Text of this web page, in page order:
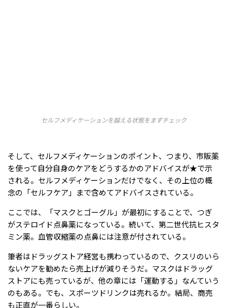
セルフメディケーションを越える状態をまずチェック
そして、セルフメディケーションのポイント、つまり、市販薬
を使って自分自身のケアをどうするかのアドバイスが★で示
される。セルフメディケーションだけでなく、その上位の概
念の「セルフケア」まで含めてアドバイスされている。
ここでは、「マスクとゴーグル」が最初にすることで、つぎ
がステロイド点鼻薬になっている。続いて、第二世代抗ヒスタ
ミン薬。血管収縮薬の点鼻には注意が付されている。
筆者はドラッグストア経営も携わっているので、クスリのいら
ないケアを勧めたら売上げが減りそうだ。マスクはドラッグ
ストアにも売っているが、他の章には「運動する」なんていう
のもある。でも、スポーツドリンクは売れるか。結局、商売
も正直が一番らしい。